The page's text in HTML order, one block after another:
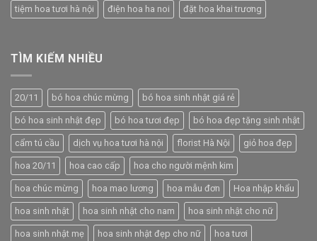
tiệm hoa tươi hà nội điện hoa ha noi đặt hoa khai trương
TÌM KIẾM NHIỀU
20/11 bó hoa chúc mừng bó hoa sinh nhật giá rẻ
bó hoa sinh nhật đẹp bó hoa tươi đẹp bó hoa đẹp tặng sinh nhật
cẩm tú cầu dịch vụ hoa tươi hà nội florist Hà Nội giỏ hoa đẹp
hoa 20/11 hoa cao cấp hoa cho người mệnh kim
hoa chúc mừng hoa mao lương hoa mẫu đơn Hoa nhập khẩu
hoa sinh nhật hoa sinh nhật cho nam hoa sinh nhật cho nữ
hoa sinh nhật mẹ hoa sinh nhật đẹp cho nữ hoa tươi